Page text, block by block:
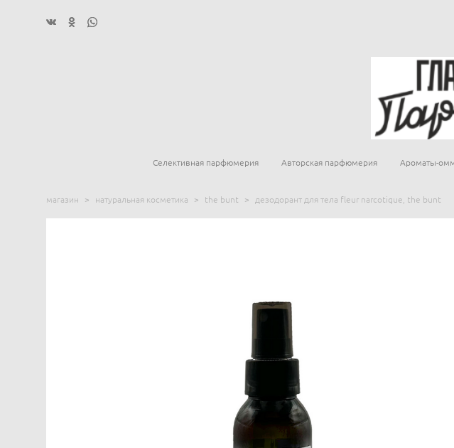
Селективная парфюмерия Авторская парфюмерия Ароматы-
магазин > натуральная косметика > the bunt > дезодорант для тела fleur narcotique, the bunt